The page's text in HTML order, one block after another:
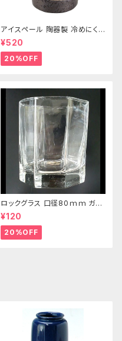
アイスペール 陶器製 冷めにくい
二重構造 860ml
¥520
20%OFF
ロックグラス 口径80ｍｍ ガラ
ス製 220cc
¥120
20%OFF